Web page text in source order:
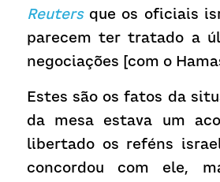
Reuters que os oficiais
parecem ter tratado a
negociações [com o
Estes são os fatos da
da mesa estava um
libertado os reféns
concordou com ele,